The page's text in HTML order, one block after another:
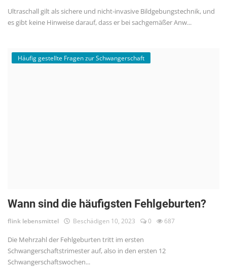
Ultraschall gilt als sichere und nicht-invasive Bildgebungstechnik, und
es gibt keine Hinweise darauf, dass er bei sachgemäßer Anw...
Häufig gestellte Fragen zur Schwangerschaft
Wann sind die häufigsten Fehlgeburten?
flink lebensmittel Beschädigen 10, 2023 0 687
Die Mehrzahl der Fehlgeburten tritt im ersten
Schwangerschaftstrimester auf, also in den ersten 12
Schwangerschaftswochen...